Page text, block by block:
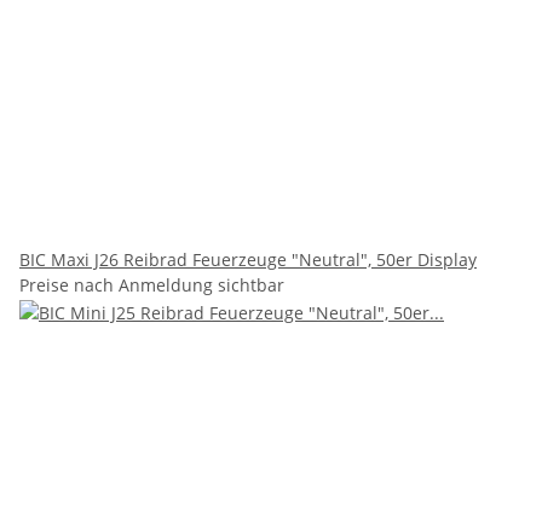
BIC Maxi J26 Reibrad Feuerzeuge "Neutral", 50er Display
Preise nach Anmeldung sichtbar